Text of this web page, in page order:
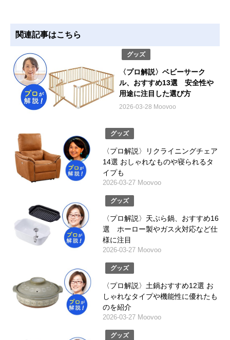
関連記事はこちら
グッズ
〈プロ解説〉ベビーサーク
ル、おすすめ13選 安全性や
用途に注目した選び方
2026-03-28 Moovoo
グッズ
〈プロ解説〉リクライニングチェア
14選 おしゃれなものや寝られるタ
イプも
2026-03-27 Moovoo
グッズ
〈プロ解説〉天ぷら鍋、おすすめ16
選 ホーロー製やガス火対応など仕
様に注目
2026-03-27 Moovoo
グッズ
〈プロ解説〉土鍋おすすめ12選 お
しゃれなタイプや機能性に優れたも
のを紹介
2026-03-27 Moovoo
グッズ